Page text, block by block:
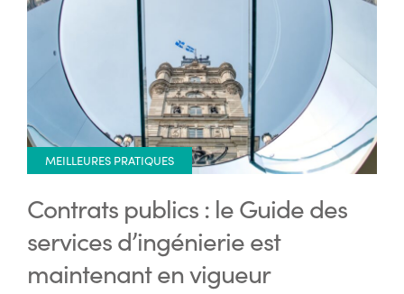
MEILLEURES PRATIQUES
Contrats publics : le Guide des
services d’ingénierie est
maintenant en vigueur